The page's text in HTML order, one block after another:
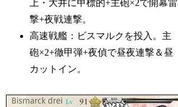
上・大井に甲標的+主砲×2で開幕雷
撃+夜戦連撃。
高速戦艦：ビスマルクを投入。主
砲×2+徹甲弾+夜偵で昼夜連撃＆昼
カットイン。